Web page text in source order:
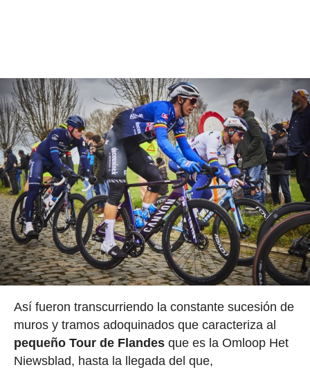
Así fueron transcurriendo la constante sucesión de
muros y tramos adoquinados que caracteriza al
pequeño Tour de Flandesque es la Omloop Het
Niewsblad, hasta la llegada del que,